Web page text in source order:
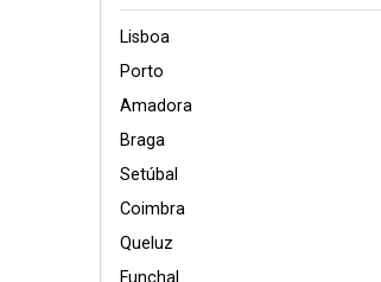
Lisboa
Porto
Amadora
Braga
Setúbal
Coimbra
Queluz
Funchal